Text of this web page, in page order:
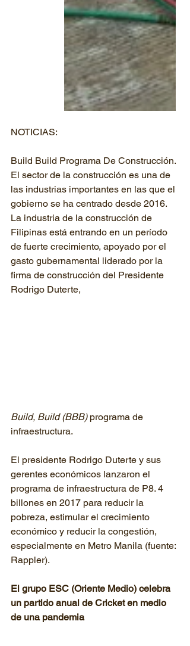
NOTICIAS:
Build Build Programa De Construcción.
El sector de la construcción es una de
las industrias importantes en las que el
gobierno se ha centrado desde 2016.
La industria de la construcción de
Filipinas está entrando en un período
de fuerte crecimiento, apoyado por el
gasto gubernamental liderado por la
firma de construcción del Presidente
Rodrigo Duterte,
Build, Build (BBB) programa de
infraestructura.
El presidente Rodrigo Duterte y sus
gerentes económicos lanzaron el
programa de infraestructura de P8. 4
billones en 2017 para reducir la
pobreza, estimular el crecimiento
económico y reducir la congestión,
especialmente en Metro Manila (fuente:
Rappler).
El grupo ESC (Oriente Medio) celebra
un partido anual de Cricket en medio
de una pandemia